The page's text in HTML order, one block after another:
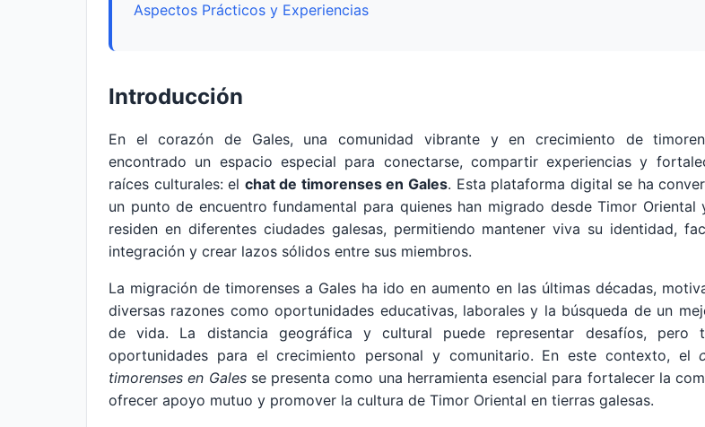
Aspectos Prácticos y Experiencias
Introducción
En el corazón de Gales, una comunidad vibrante y en crecimiento de
encontrado un espacio especial para conectarse, compartir experiencias y
raíces culturales: el chat de timorenses en Gales. Esta plataforma digital se ha
un punto de encuentro fundamental para quienes han migrado desde Timor Oriental
residen en diferentes ciudades galesas, permitiendo mantener viva su identidad,
integración y crear lazos sólidos entre sus miembros.
La migración de timorenses a Gales ha ido en aumento en las últimas décadas,
diversas razones como oportunidades educativas, laborales y la búsqueda de un
de vida. La distancia geográfica y cultural puede representar desafíos, pero
oportunidades para el crecimiento personal y comunitario. En este contexto, el
timorenses en Galesse presenta como una herramienta esencial para fortalecer la
ofrecer apoyo mutuo y promover la cultura de Timor Oriental en tierras galesas.